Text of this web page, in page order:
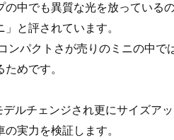
の中でも異質な光を放っている
と評されています。
ンパクトさが売りのミニの中で
めです。
ルチェンジされ更にサイズア
実力を検証します。